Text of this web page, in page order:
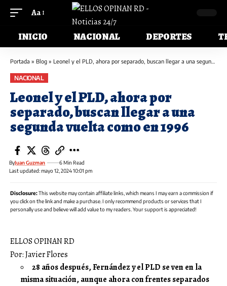
Aa
INICIO NACIONAL DEPORTES
Portada » Blog » Leonel y el PLD, ahora por separado, buscan llegar a una segunda vuelta como en 1996
NACIONAL
Leonel y el PLD, ahora por
separado, buscan llegar a una
segunda vuelta como en 1996
Last updated: mayo 12, 2024 10:01 pm
ByJuan Guzman 6 Min Read
Disclosure:This website may contain affiliate links, which means I may earn a commission if
you click on the link and make a purchase. I only recommend products or services that I
personally use and believe will add value to my readers. Your support is appreciated!
ELLOS OPINAN RD
Por: Javier Flores
28 años después, Fernández y el PLD se ven en la
misma situación, aunque ahora con frentes separados